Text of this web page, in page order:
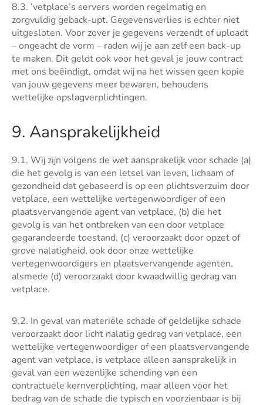
8.3. ’vetplace’s servers worden regelmatig en
zorgvuldig geback-upt. Gegevensverlies is echter niet
uitgesloten. Voor zover je gegevens verzendt of uploadt
– ongeacht de vorm – raden wij je aan zelf een back-up
te maken. Dit geldt ook voor het geval je jouw contract
met ons beëindigt, omdat wij na het wissen geen kopie
van jouw gegevens meer bewaren, behoudens
wettelijke opslagverplichtingen.
9. Aansprakelijkheid
9.1. Wij zijn volgens de wet aansprakelijk voor schade (a)
die het gevolg is van een letsel van leven, lichaam of
gezondheid dat gebaseerd is op een plichtsverzuim door
vetplace, een wettelijke vertegenwoordiger of een
plaatsvervangende agent van vetplace, (b) die het
gevolg is van het ontbreken van een door vetplace
gegarandeerde toestand, (c) veroorzaakt door opzet of
grove nalatigheid, ook door onze wettelijke
vertegenwoordigers en plaatsvervangende agenten,
alsmede (d) veroorzaakt door kwaadwillig gedrag van
vetplace.
9.2. In geval van materiële schade of geldelijke schade
veroorzaakt door licht nalatig gedrag van vetplace, een
wettelijke vertegenwoordiger of een plaatsvervangende
agent van vetplace, is vetplace alleen aansprakelijk in
geval van een wezenlijke schending van een
contractuele kernverplichting, maar alleen voor het
bedrag van de schade die typisch en voorzienbaar is bij